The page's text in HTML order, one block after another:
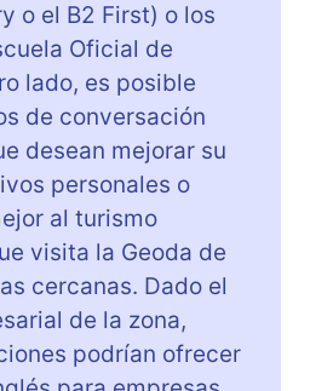
o el B2 First) o los
Oficial de
lado, es posible
de conversación
desean mejorar su
personales o
al turismo
visita la Geoda de
cercanas. Dado el
de la zona,
podrían ofrecer